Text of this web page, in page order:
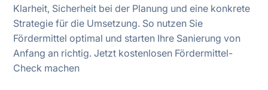
Klarheit, Sicherheit bei der Planung und eine konkrete
Strategie für die Umsetzung. So nutzen Sie
Fördermittel optimal und starten Ihre Sanierung von
Anfang an richtig. Jetzt kostenlosen Fördermittel-
Check machen